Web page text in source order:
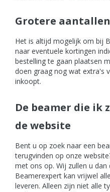
Grotere aantallen
Het is altijd mogelijk om bij
naar eventuele kortingen
bestelling te gaan plaatsen
doen graag nog wat extra's
inkoopt.
De beamer die ik
de website
Bent u op zoek naar een
terugvinden op onze
met ons op. Wij zullen u
Beamerexpert kan vrijwel
leveren. Alleen zijn niet alle